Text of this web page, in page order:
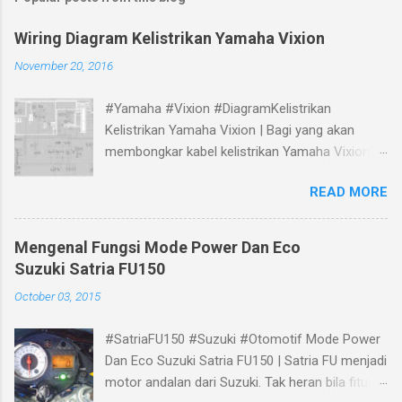
Wiring Diagram Kelistrikan Yamaha Vixion
November 20, 2016
#Yamaha #Vixion #DiagramKelistrikan
Kelistrikan Yamaha Vixion | Bagi yang akan
membongkar kabel kelistrikan Yamaha Vixion,
Diagram Kelistrikan Yamaha Vixion berikut.
READ MORE
Mengenal Fungsi Mode Power Dan Eco
Suzuki Satria FU150
October 03, 2015
#SatriaFU150 #Suzuki #Otomotif Mode Power
Dan Eco Suzuki Satria FU150 | Satria FU menjadi
motor andalan dari Suzuki. Tak heran bila fitur